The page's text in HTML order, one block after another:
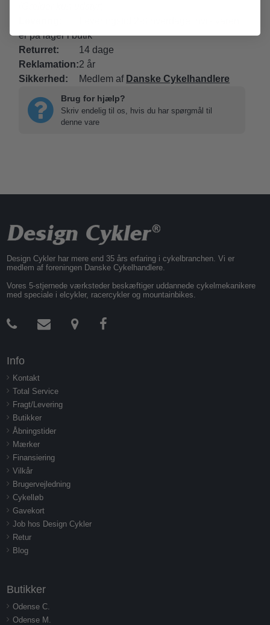
er på lager i butik
Returret:
14 dage
Reklamation:2 år
Sikkerhed:
Medlem af Danske Cykelhandlere
Brug for hjælp?
Skriv endelig til os, hvis du har spørgmål til
denne vare
Design Cykler har mere end 35 års erfaring i cykelbranchen. Vi er
medlem af foreningen Danske Cykelhandlere.
Vores 5-stjernede værksteder beskæftiger uddannede cykelmekanikere
med speciale i elcykler, racercykler og mountainbikes.
Info
Kontakt
Total Service
Fragt/Levering
Butikker
Åbningstider
Mærker
Finansiering
Vilkår
Brugervejledning
Cykelløb
Gavekort
Job hos Design Cykler
Retur
Blog
Butikker
Odense C.
Odense M.